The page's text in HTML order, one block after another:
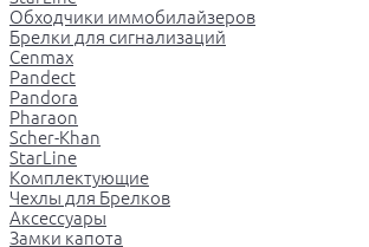
Обходчики иммобилайзеров
Брелки для сигнализаций
Cenmax
Pandect
Pandora
Pharaon
Scher-Khan
StarLine
Комплектующие
Чехлы для Брелков
Аксессуары
Замки капота